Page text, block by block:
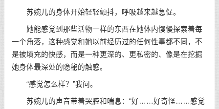
苏婉儿的身体开始轻轻颤抖，呼吸越来越急促。
她能感觉到那些活物一样的东西在她体内慢慢探索着每
一个角落，这种感觉和她以前经历过的任何性事都不同，不
是被填充的快感，而是一种更深的、更私密的、像是在挖掘
她身体最深处的隐秘的触感。
“感觉怎么样？”我问。
苏婉儿的声音带着哭腔和喘息：“好……好奇怪……感觉